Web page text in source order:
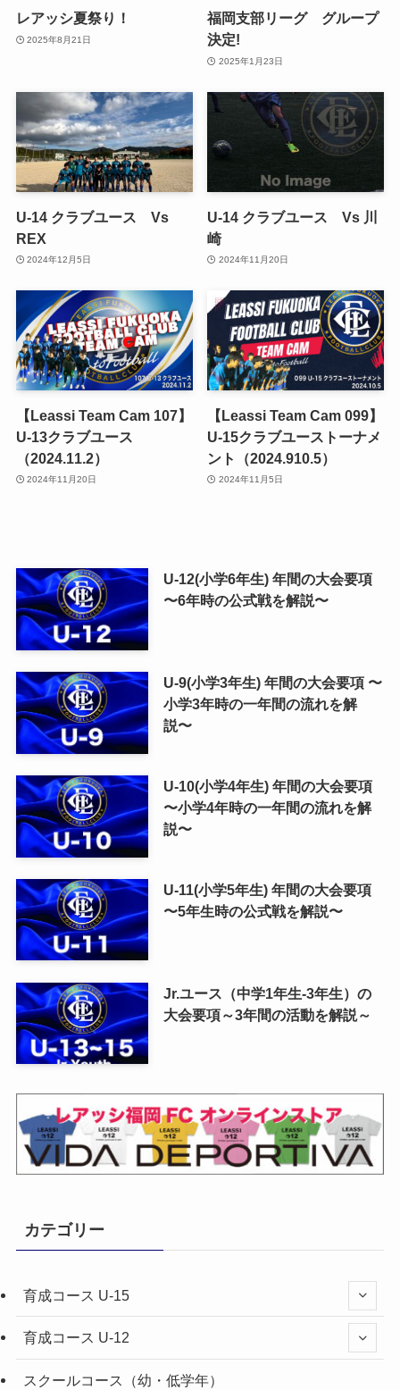
レアッシ夏祭り！
2025年8月21日
福岡支部リーグ グループ
決定!
2025年1月23日
U-14 クラブユース Vs
REX
2024年12月5日
U-14 クラブユース Vs 川
崎
2024年11月20日
【Leassi Team Cam 107】
U-13クラブユース
（2024.11.2）
2024年11月20日
【Leassi Team Cam 099】
U-15クラブユーストーナメ
ント（2024.910.5）
2024年11月5日
U-12(小学6年生) 年間の大会要項
〜6年時の公式戦を解説〜
U-9(小学3年生) 年間の大会要項 〜
小学3年時の一年間の流れを解
説〜
U-10(小学4年生) 年間の大会要項
〜小学4年時の一年間の流れを解
説〜
U-11(小学5年生) 年間の大会要項
〜5年生時の公式戦を解説〜
Jr.ユース（中学1年生-3年生）の
大会要項～3年間の活動を解説～
カテゴリー
育成コース U-15
育成コース U-12
スクールコース（幼・低学年）